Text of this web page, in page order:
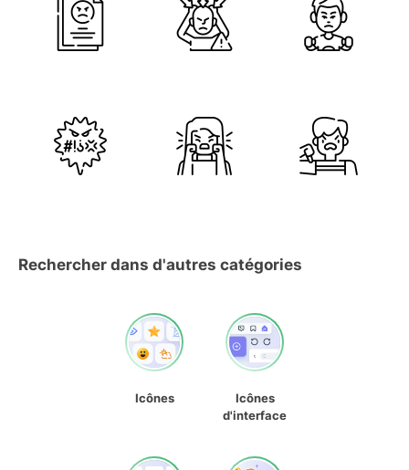
Rechercher dans d'autres catégories
Icônes
Icônes
d'interface